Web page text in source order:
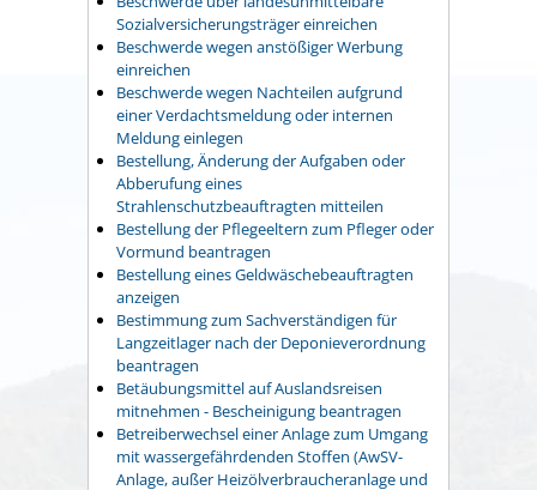
Sozialversicherungsträger einreichen
Beschwerde wegen anstößiger Werbung
einreichen
Beschwerde wegen Nachteilen aufgrund
einer Verdachtsmeldung oder internen
Meldung einlegen
Bestellung, Änderung der Aufgaben oder
Abberufung eines
Strahlenschutzbeauftragten mitteilen
Bestellung der Pflegeeltern zum Pfleger oder
Vormund beantragen
Bestellung eines Geldwäschebeauftragten
anzeigen
Bestimmung zum Sachverständigen für
Langzeitlager nach der Deponieverordnung
beantragen
Betäubungsmittel auf Auslandsreisen
mitnehmen - Bescheinigung beantragen
Betreiberwechsel einer Anlage zum Umgang
mit wassergefährdenden Stoffen (AwSV-
Anlage, außer Heizölverbraucheranlage und